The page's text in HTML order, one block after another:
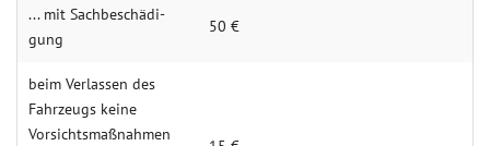
... mit Sach­be­schädi­
gung
50 €
beim Ver­lassen des
Fahr­zeugs keine
Vorsichts­maß­nahmen